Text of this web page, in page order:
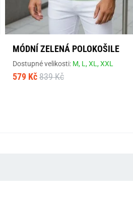
MÓDNÍ ZELENÁ POLOKOŠILE
Dostupné velikosti: M, L,XL,XXL
579 Kč 839 Kč